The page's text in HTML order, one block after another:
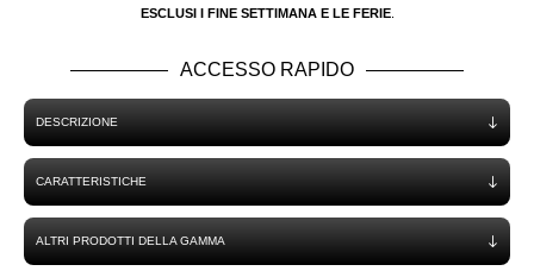
ESCLUSI I FINE SETTIMANA E LE FERIE.
ACCESSO RAPIDO
DESCRIZIONE
CARATTERISTICHE
ALTRI PRODOTTI DELLA GAMMA